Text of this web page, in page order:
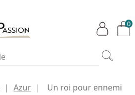
0
Azur Un roi pour ennemi